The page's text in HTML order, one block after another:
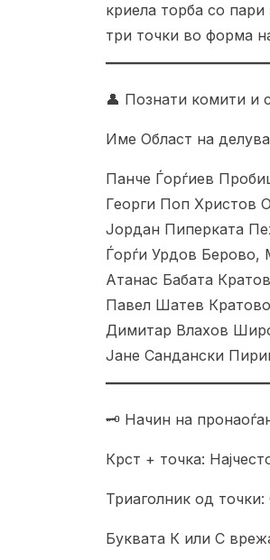
криела торба со
три точки во форма
👤 Познати комити и
Име Област на
Панче Ѓорѓиев
Георги Поп Христов
Јордан Пиперката
Ѓорѓи Урдов Берово,
Атанас Бабата
Павел Шатев
Димитар Влахов
Јане Сандански
🗝️ Начин на
Крст + точка:
Триаголник од
Буквата К или С